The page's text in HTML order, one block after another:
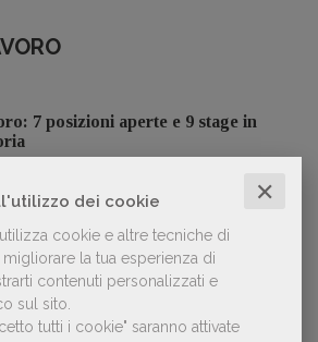
dei cookie ✕
cookie e altre tecniche di
la tua esperienza di
contenuti personalizzati e
sul sito.
tutti i cookie" saranno attivate
7 posizioni aperte e 9 stage in